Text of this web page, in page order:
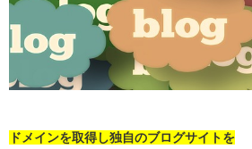
ドメインを取得し独自のブログサイトを